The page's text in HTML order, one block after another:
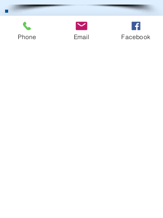
UN CHÈQUE DE 100$ PAR ENFANT
(Le 21 novembre 2017)
Phone Email Facebook